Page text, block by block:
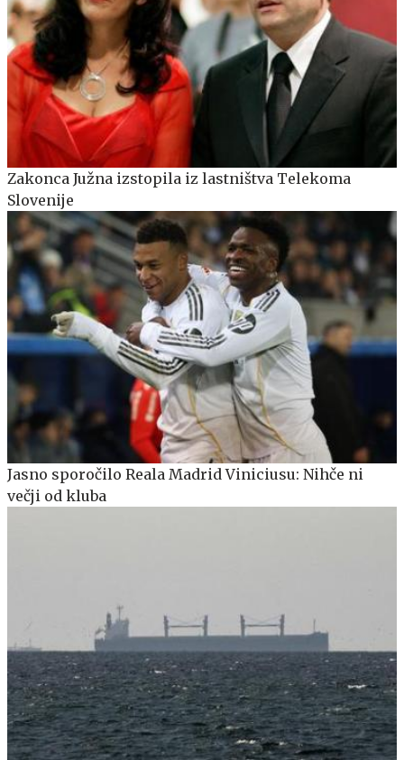
Zakonca Južna izstopila iz lastništva Telekoma
Slovenije
Jasno sporočilo Reala Madrid Viniciusu: Nihče ni
večji od kluba